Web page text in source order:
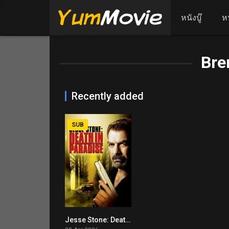
หนังบู๊ ห
Recently added
7.2
SUB
Jesse Stone: Death in Paradise (2006)